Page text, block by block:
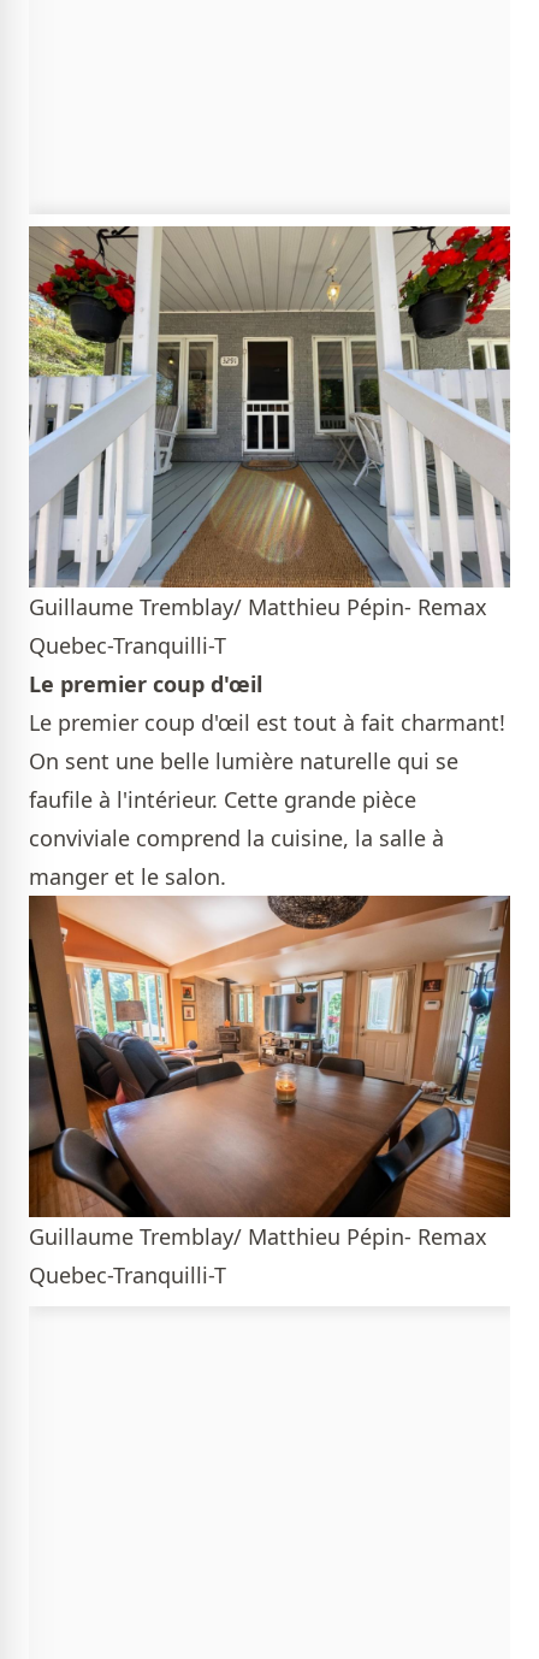
Guillaume Tremblay/ Matthieu Pépin- Remax
Quebec-Tranquilli-T
Le premier coup d'œil
Le premier coup d'œil est tout à fait charmant!
On sent une belle lumière naturelle qui se
faufile à l'intérieur. Cette grande pièce
conviviale comprend la cuisine, la salle à
manger et le salon.
Guillaume Tremblay/ Matthieu Pépin- Remax
Quebec-Tranquilli-T